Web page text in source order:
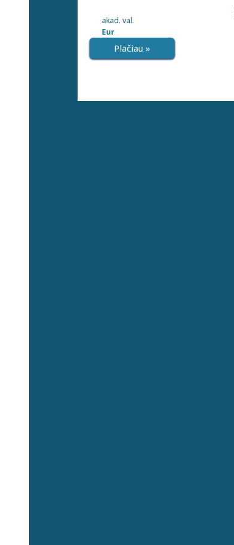
akad. val.
Eur
Plačiau »